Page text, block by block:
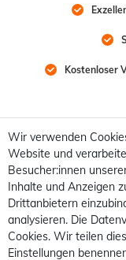
Kostenloser
Wir verwenden
Website und
Besucher:innen
Inhalte und Anzeigen
Drittanbietern
analysieren. Die
Cookies. Wir teilen
Einstellungen